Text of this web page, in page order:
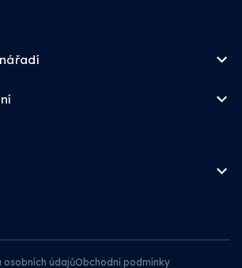
osobních údajůObchodní podmínky